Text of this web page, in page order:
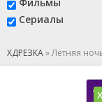
Сериалы
ХДРЕЗКА»Летняя